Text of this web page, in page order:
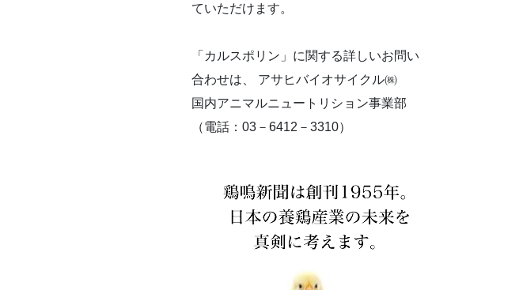
ていただけます。
「カルスポリン」に関する詳しいお問い
合わせは、 アサヒバイオサイクル㈱
国内アニマルニュートリション事業部
（電話：03－6412－3310）